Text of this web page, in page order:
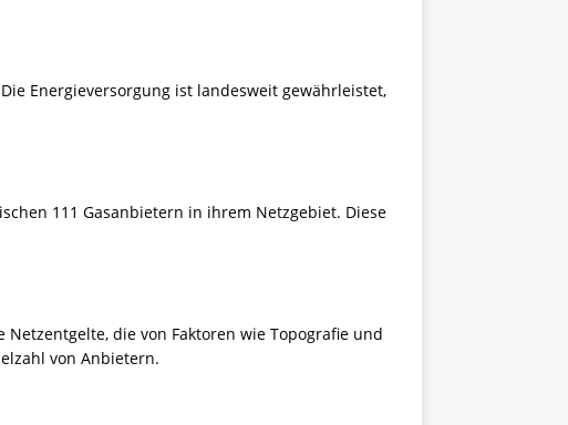
Energieversorgung ist landesweit gewährleistet,
111 Gasanbietern in ihrem Netzgebiet. Diese
die von Faktoren wie Topografie und
von Anbietern.